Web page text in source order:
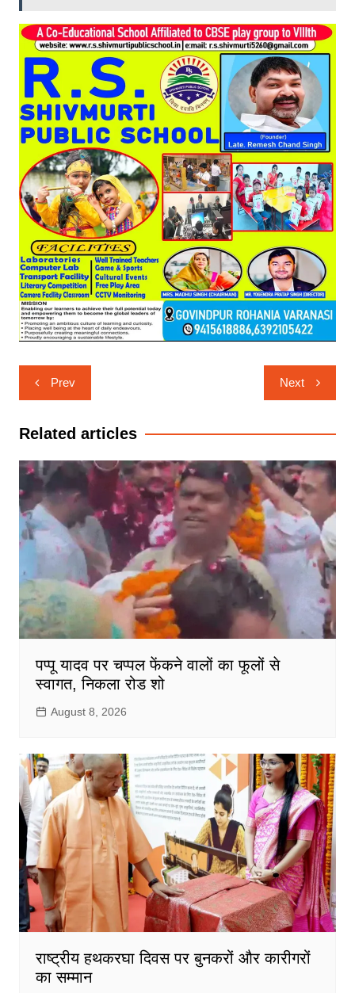
Post
navigation
Prev Next
Related articles
पप्पू यादव पर चप्पल फेंकने वालों का फूलों से
स्वागत, निकला रोड शो
August 8, 2026
राष्ट्रीय हथकरघा दिवस पर बुनकरों और कारीगरों
का सम्मान